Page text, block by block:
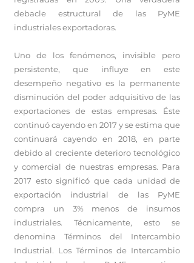
debacle estructural de las PyME
industriales exportadoras.
Uno de los fenómenos, invisible pero
persistente, que influye en este
desempeño negativo es la permanente
disminución del poder adquisitivo de las
exportaciones de estas empresas. Éste
continuó cayendo en 2017 y se estima que
continuará cayendo en 2018, en parte
debido al creciente deterioro tecnológico
y comercial de nuestras empresas. Para
2017 esto significó que cada unidad de
exportación industrial de las PyME
compra un 3% menos de insumos
industriales. Técnicamente, esto se
denomina Términos del Intercambio
Industrial. Los Términos de Intercambio